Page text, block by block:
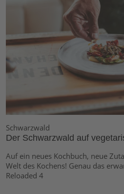
Schwarzwald
Der Schwarzwald auf
Auf ein neues Kochbuch, neue
Welt des Kochens! Genau das
Reloaded 4